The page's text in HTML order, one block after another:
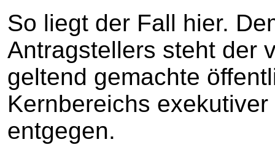
So liegt der Fall hier.
Antragstellers steht der
geltend gemachte
Kernbereichs
entgegen.